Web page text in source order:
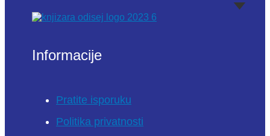
Informacije
Pratite isporuku
Politika privatnosti